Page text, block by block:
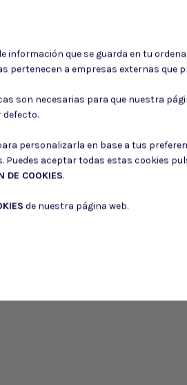
en cualquier momento. Para ello, consulte
de mis datos personales para recibir
información que se guarda en tu
pertenecen a empresas externas que
son necesarias para que nuestra
defecto.
personalizarla en base a tus
aceptar todas estas cookies
DE COOKIES.
de nuestra página web.